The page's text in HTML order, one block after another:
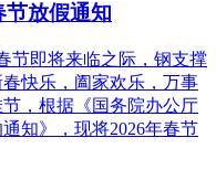
节放假通知
节即将来临之际，钢支撑
快乐，阖家欢乐，万事
，根据《国务院办公厅
知》，现将2026年春节